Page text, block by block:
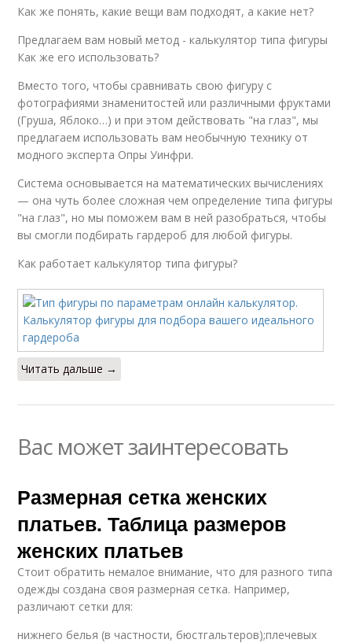
Как же понять, какие вещи вам подходят, а какие нет?
Предлагаем вам новый метод - калькулятор типа фигуры
Как же его использовать?
Вместо того, чтобы сравнивать свою фигуру с
фотографиями знаменитостей или различными фруктами
(Груша, Яблоко…) и при этом действовать "на глаз", мы
предлагаем использовать вам необычную технику от
модного эксперта Опры Уинфри.
Система основывается на математических вычислениях
— она чуть более сложная чем определение типа фигуры
"на глаз", но мы поможем вам в ней разобраться, чтобы
вы смогли подбирать гардероб для любой фигуры.
Как работает калькулятор типа фигуры?
Читать дальше →
Вас может заинтересовать
Размерная сетка женских
платьев. Таблица размеров
женских платьев
Стоит обратить немалое внимание, что для разного типа
одежды создана своя размерная сетка. Например,
различают сетки для:
нижнего белья (в частности, бюстгальтеров);плечевых